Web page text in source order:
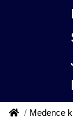
Medence